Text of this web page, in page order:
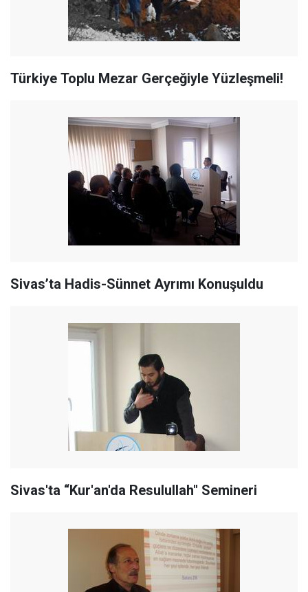
Türkiye Toplu Mezar Gerçeğiyle Yüzleşmeli!
Sivas’ta Hadis-Sünnet Ayrımı Konuşuldu
Sivas'ta “Kur'an'da Resulullah" Semineri